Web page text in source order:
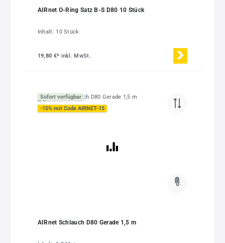
AIRnet O-Ring Satz B-S D80 10 Stück
Inhalt: 10 Stück
19,80 €* inkl. MwSt.
Sofort verfügbar
-15% mit Code AIRNET-15
AIRnet Schlauch D80 Gerade 1,5 m